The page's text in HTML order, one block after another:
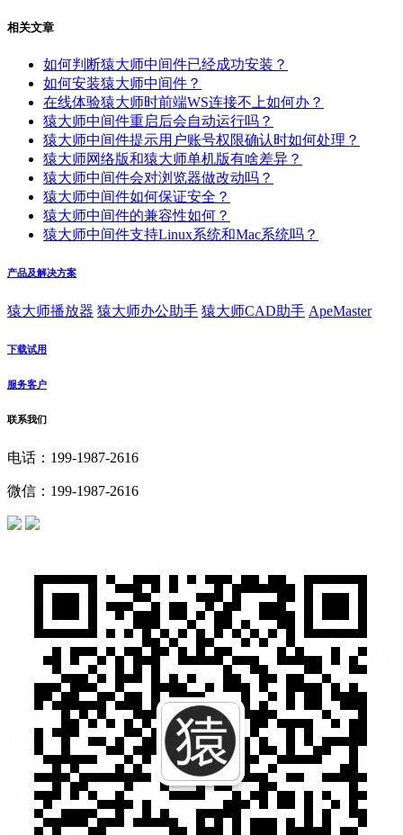
相关文章
如何判断猿大师中间件已经成功安装？
如何安装猿大师中间件？
在线体验猿大师时前端WS连接不上如何办？
猿大师中间件重启后会自动运行吗？
猿大师中间件提示用户账号权限确认时如何处理？
猿大师网络版和猿大师单机版有啥差异？
猿大师中间件会对浏览器做改动吗？
猿大师中间件如何保证安全？
猿大师中间件的兼容性如何？
猿大师中间件支持Linux系统和Mac系统吗？
产品及解决方案
猿大师播放器 猿大师办公助手 猿大师CAD助手 ApeMaster
下载试用
服务客户
联系我们
电话：199-1987-2616
微信：199-1987-2616